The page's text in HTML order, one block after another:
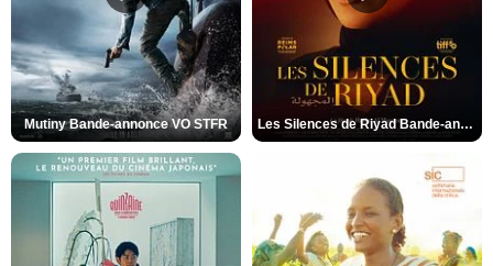
Mutiny Bande-annonce VO STFR Les Silences de Riyad Bande-annonce VO STFR